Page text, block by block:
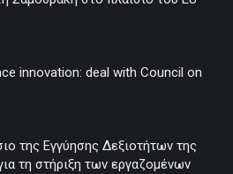
innovation: deal with Council on
της Εγγύησης Δεξιοτήτων της
τη στήριξη των εργαζομένων